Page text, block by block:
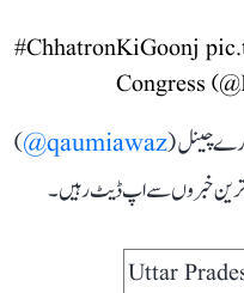
#ChhatronKiGoonj
چینل (qaumiawaz@
)
ترین خبروں سے اپ ڈیٹ رہیں۔
Uttar